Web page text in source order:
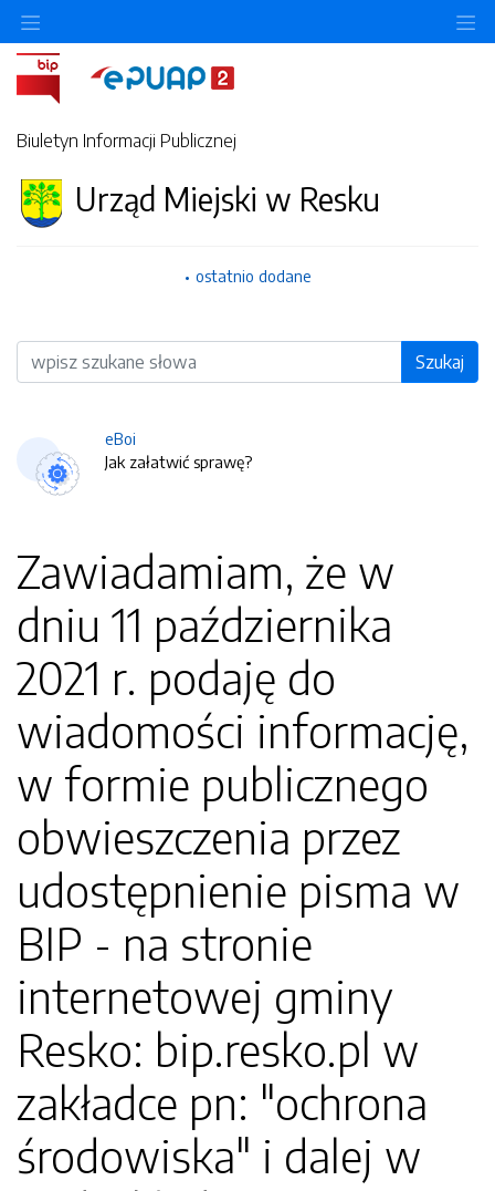
Biuletyn Informacji Publicznej
Urząd Miejski w Resku
ostatnio dodane
Wyszukiwarka Szukaj
eBoi
Jak załatwić sprawę?
Zawiadamiam, że w
dniu 11 października
2021 r. podaję do
wiadomości informację,
w formie publicznego
obwieszczenia przez
udostępnienie pisma w
BIP - na stronie
internetowej gminy
Resko: bip.resko.pl w
zakładce pn: "ochrona
środowiska" i dalej w